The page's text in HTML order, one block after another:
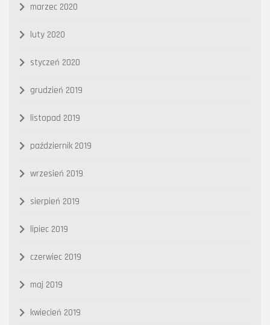
marzec 2020
luty 2020
styczeń 2020
grudzień 2019
listopad 2019
październik 2019
wrzesień 2019
sierpień 2019
lipiec 2019
czerwiec 2019
maj 2019
kwiecień 2019